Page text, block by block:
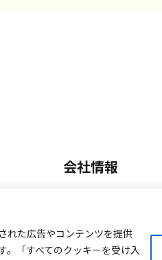
れた広告やコンテンツを提供
「すべてのクッキーを受け入
内
会社情報
事業内容
外商販売